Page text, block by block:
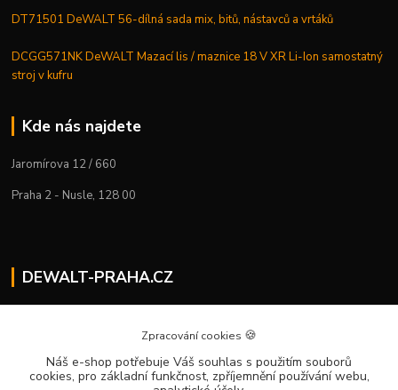
DT71501 DeWALT 56-dílná sada mix, bitů, nástavců a vrtáků
DCGG571NK DeWALT Mazací lis / maznice 18 V XR Li-Ion samostatný
stroj v kufru
Kde nás najdete
Jaromírova 12 / 660
Praha 2 - Nusle, 128 00
DEWALT-PRAHA.CZ
+420 224 936 535
info@dewalt-praha.cz
Zpracování cookies 🍪
Náš e-shop potřebuje Váš souhlas s použitím souborů
cookies, pro základní funkčnost, zpříjemnění používání webu,